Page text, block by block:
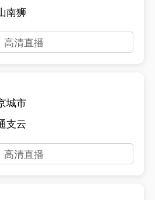
南狮
高清直播
城市
支云
高清直播